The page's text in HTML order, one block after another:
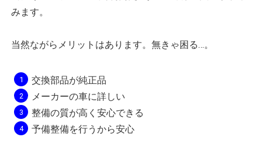
みます。
当然ながらメリットはあります。無きゃ困る…。
交換部品が純正品
メーカーの車に詳しい
整備の質が高く安心できる
予備整備を行うから安心